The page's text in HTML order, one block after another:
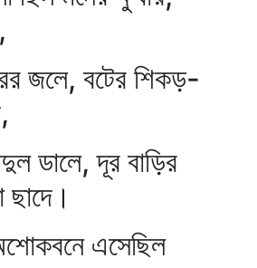
বটের শিকড়-
ডালে, দূর বাড়ির
এসেছিল